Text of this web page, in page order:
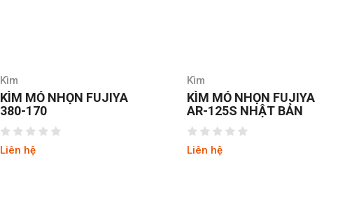
Kìm
KÌM MỎ NHỌN FUJIYA
380-170
Liên hệ
Kìm
KÌM MỎ NHỌN FUJIYA
AR-125S NHẬT BẢN
Liên hệ